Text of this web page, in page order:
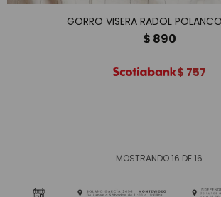
GORRO VISERA RADOL
$ 890
$ 757
MOSTRANDO16 DE16